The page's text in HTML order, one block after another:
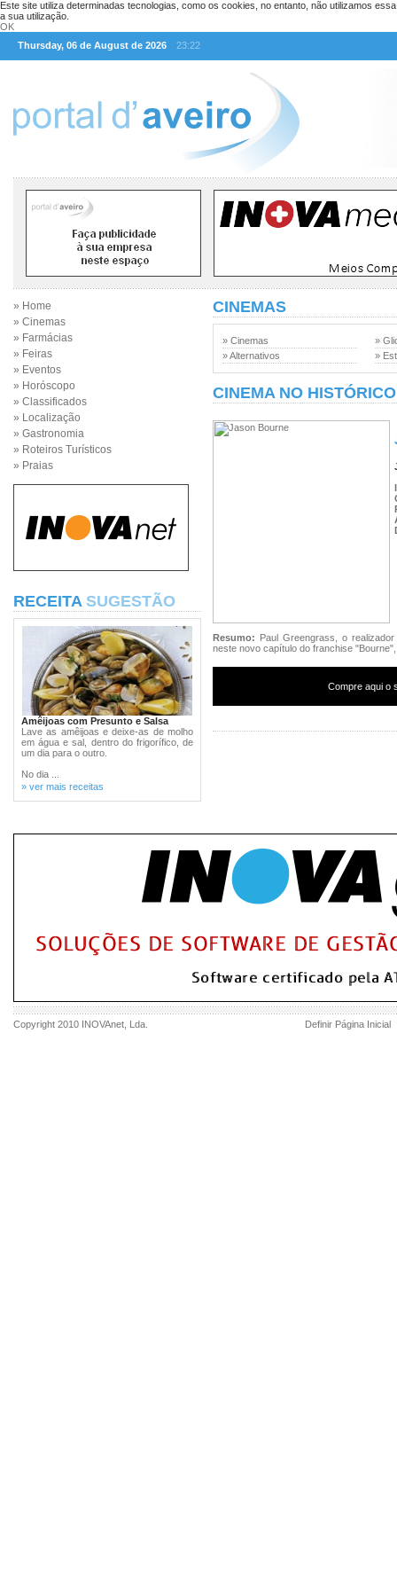
Este site utiliza determinadas tecnologias, como os cookies, no entanto, não utilizamos
a sua utilização.
OK
Thursday, 06 de August de 2026
23:22
» Home
» Cinemas
» Farmácias
» Feiras
» Eventos
» Horóscopo
» Classificados
» Localização
» Gastronomia
» Roteiros Turísticos
» Praias
RECEITA SUGESTÃO
Amêijoas com Presunto e Salsa
Lave as amêijoas e deixe-as de molho
em água e sal, dentro do frigorífico, de
um dia para o outro.
No dia ...
» ver mais receitas
CINEMAS
» Cinemas
» Alternativos
»
»
CINEMA NO HISTÓRICO
Resumo: Paul Greengrass, o
neste novo capítulo do franchise
Compre aqui o
Copyright 2010 INOVAnet , Lda. Definir Página Inicial